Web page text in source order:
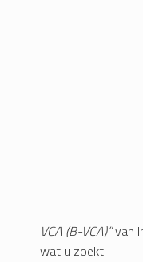
VCA (B-VCA)”van
wat u zoekt!